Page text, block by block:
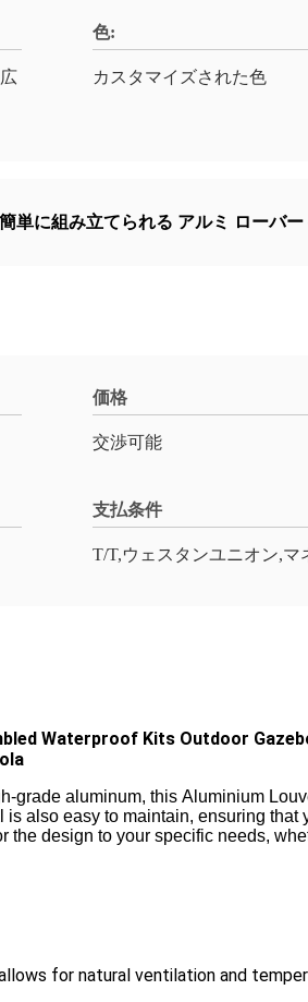
色:
カスタマイズされた色
簡単に組み立てられる アルミ ローバー
価格
交渉可能
支払条件
T/T,ウェスタンユニオン,マ
Waterproof Kits Outdoor
grade aluminum, this Aluminium
also easy to maintain, ensuring
design to your specific needs,
for natural ventilation and